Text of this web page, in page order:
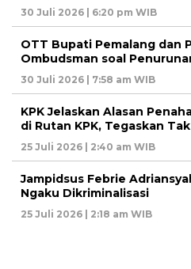
30 Juli 2026 | 6:20 pm WIB
OTT Bupati Pemalang dan
Ombudsman soal
30 Juli 2026 | 7:58 am WIB
KPK Jelaskan Alasan
di Rutan KPK, Tegaskan
25 Juli 2026 | 2:40 am WIB
Jampidsus Febrie
Ngaku Dikriminalisasi
25 Juli 2026 | 2:18 am WIB